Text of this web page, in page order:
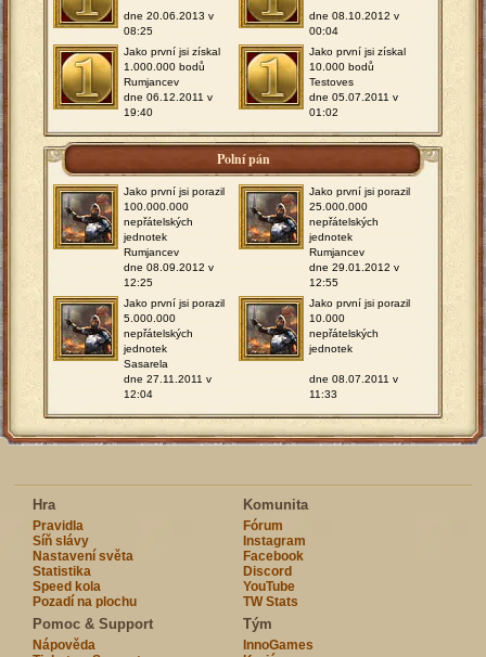
dne 20.06.2013 v
08:25
dne 08.10.2012 v
00:04
Jako první jsi získal
1.000.000 bodů
Rumjancev
dne 06.12.2011 v
19:40
Jako první jsi získal
10.000 bodů
Testoves
dne 05.07.2011 v
01:02
Polní pán
Jako první jsi porazil
100.000.000
nepřátelských
jednotek
Rumjancev
dne 08.09.2012 v
12:25
Jako první jsi porazil
25.000.000
nepřátelských
jednotek
Rumjancev
dne 29.01.2012 v
12:55
Jako první jsi porazil
5.000.000
nepřátelských
jednotek
Sasarela
dne 27.11.2011 v
12:04
Jako první jsi porazil
10.000
nepřátelských
jednotek
dne 08.07.2011 v
11:33
Hra
Pravidla
Síň slávy
Nastavení světa
Statistika
Speed kola
Pozadí na plochu
Komunita
Fórum
Instagram
Facebook
Discord
YouTube
TW Stats
Pomoc & Support
Nápověda
Tým
InnoGames